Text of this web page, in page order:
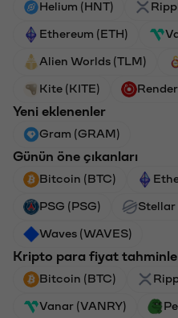
Helium (HNT)
Ethereum (ETH)
Alien Worlds (TLM)
Kite (KITE)
Yeni eklenenler
Gram (GRAM)
Günün öne çıkanları
Bitcoin (BTC)
PSG (PSG) Stellar
Waves (WAVES)
Kripto para fiyat
Bitcoin (BTC)
Vanar (VANRY)